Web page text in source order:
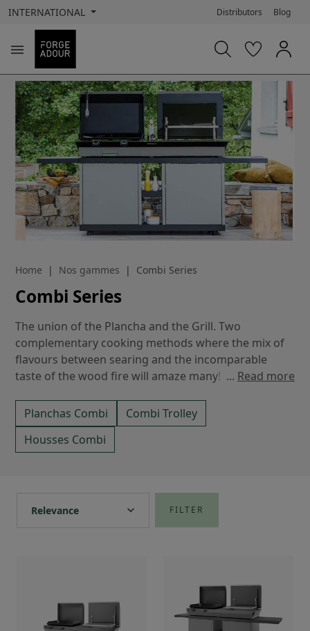
INTERNATIONAL Distributors Blog

Home Nos gammes Combi Series
Combi Series
The union of the Plancha and the Grill. Two
complementary cooking methods where the mix of
flavours between searing and the incomparable
taste of the wood fire will amaze many! ... Read more
Planchas Combi
Combi Trolley
Housses Combi
Relevance expand_more FILTER